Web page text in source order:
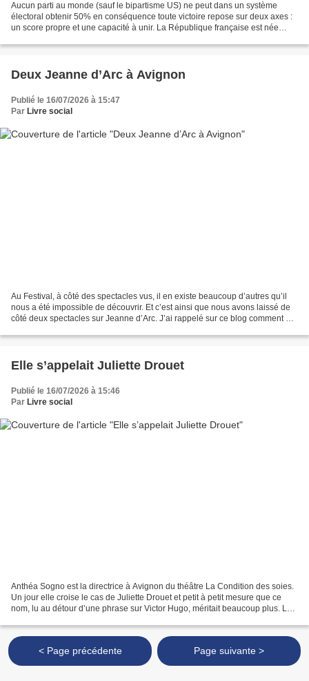
Aucun parti au monde (sauf le bipartisme US) ne peut dans un système
électoral obtenir 50% en conséquence toute victoire repose sur deux axes :
un score propre et une capacité à unir. La République française est née
Deux Jeanne d’Arc à Avignon
Publié le 16/07/2026 à 15:47
Par Livre social
Au Festival, à côté des spectacles vus, il en existe beaucoup d’autres qu’il
nous a été impossible de découvrir. Et c’est ainsi que nous avons laissé de
côté deux spectacles sur Jeanne d’Arc. J’ai rappelé sur ce blog comment en
Elle s’appelait Juliette Drouet
Publié le 16/07/2026 à 15:46
Par Livre social
Anthéa Sogno est la directrice à Avignon du théâtre La Condition des soies.
Un jour elle croise le cas de Juliette Drouet et petit à petit mesure que ce
nom, lu au détour d’une phrase sur Victor Hugo, méritait beaucoup plus. La
< Page précédente Page suivante >